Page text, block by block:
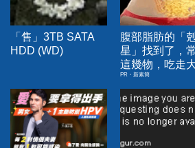
「售」3TB SATA
HDD (WD)
腹部脂肪的「
星」找到了，
這幾物，吃走
囊，瘦出小蠻
PR・新素簡